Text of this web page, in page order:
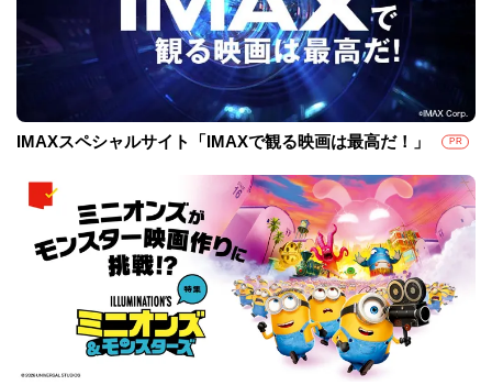
IMAXスペシャルサイト「IMAXで観る映画は最高だ！」 PR